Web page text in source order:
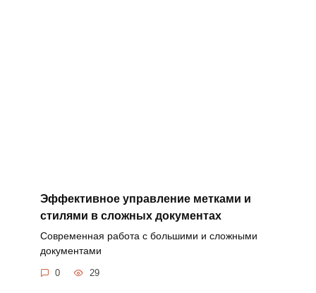
Эффективное управление метками и
стилями в сложных документах
Современная работа с большими и сложными
документами
0 29